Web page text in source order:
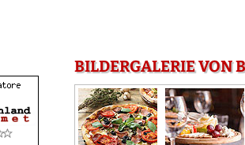
BILDERGALERIE VON